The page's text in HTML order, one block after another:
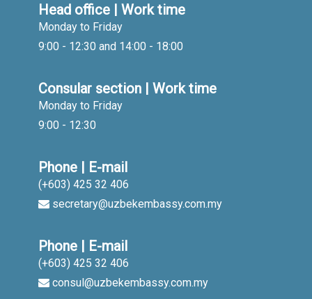
Head office | Work time
Monday to Friday
9:00 - 12:30 and 14:00 - 18:00
Consular section | Work time
Monday to Friday
9:00 - 12:30
Phone | E-mail
(+603) 425 32 406
secretary@uzbekembassy.com.my
Phone | E-mail
(+603) 425 32 406
consul@uzbekembassy.com.my